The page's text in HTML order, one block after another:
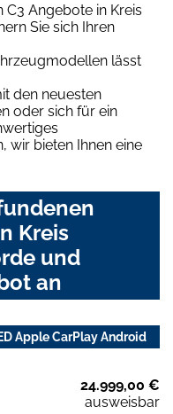
C3 Angebote in Kreis
Sie sich Ihren
lässt
den neuesten
oder sich für ein
wir bieten Ihnen eine
Kreis
und
an
Apple CarPlay Android
24.999,00 €
ausweisbar